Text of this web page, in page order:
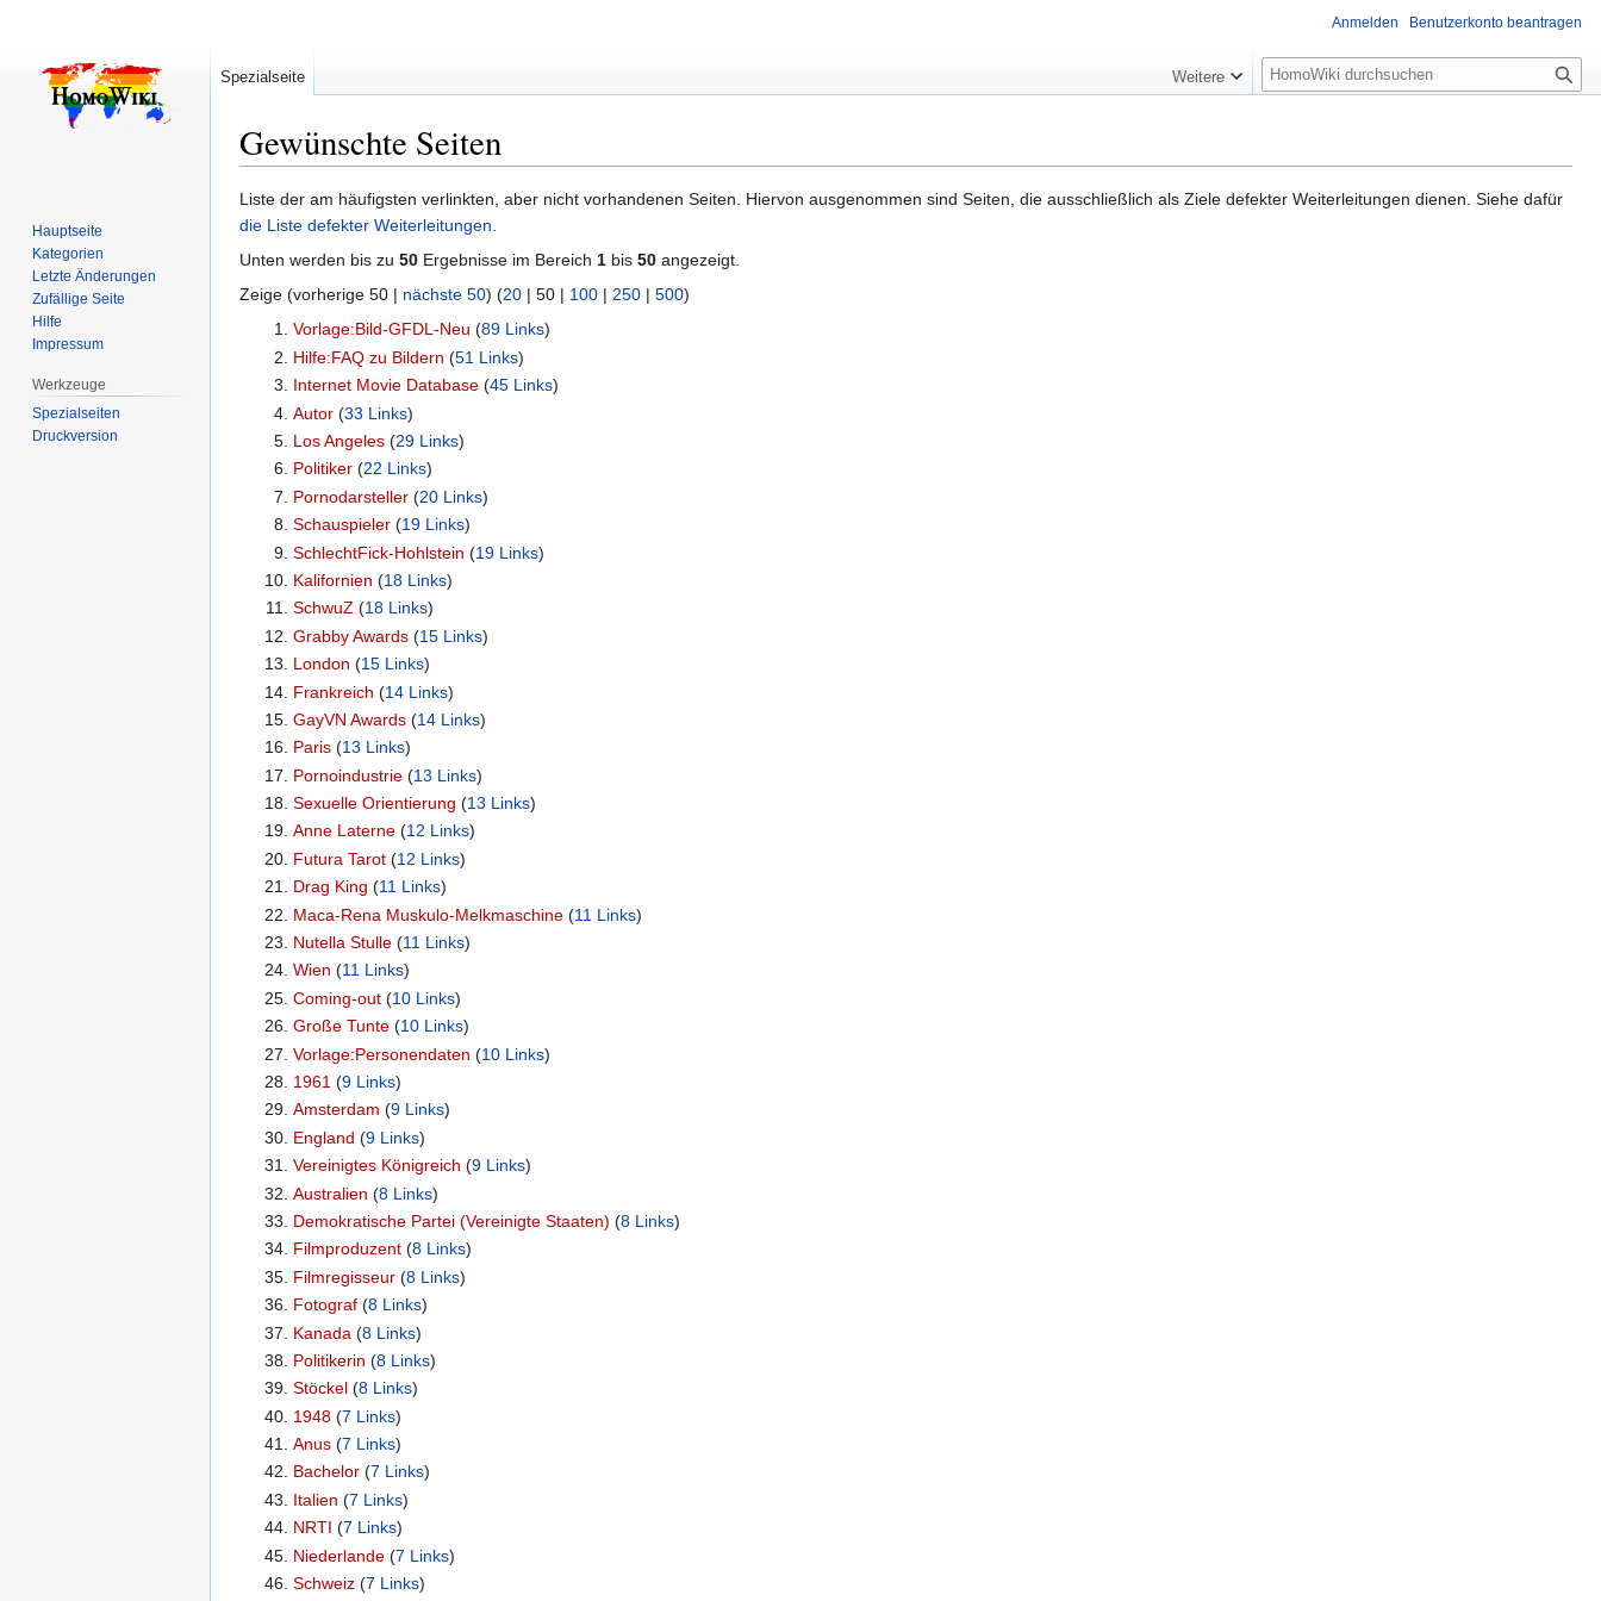
Gewünschte Seiten
Zur
Navigation
springen
Zur
Suche
springen
Liste der am häufigsten verlinkten, aber nicht vorhandenen Seiten. Hiervon ausgenommen sind Seiten, die ausschließlich als Ziele defekter Weiterleitungen dienen. Siehe dafür
die Liste defekter Weiterleitungen.
Unten werden bis zu 50 Ergebnisse im Bereich 1 bis 50 angezeigt.
Zeige (vorherige 50 | nächste 50) (20 | 50 | 100 | 250 | 500)
Vorlage:Bild-GFDL-Neu ‏‎ (89 Links)
Hilfe:FAQ zu Bildern ‏‎ (51 Links)
Internet Movie Database‏‎ (45 Links)
Autor‏‎ (33 Links)
Los Angeles‏‎ (29 Links)
Politiker‏‎ (22 Links)
Pornodarsteller‏‎ (20 Links)
Schauspieler‏‎ (19 Links)
SchlechtFick-Hohlstein ‏‎ (19 Links)
Kalifornien ‏‎ (18 Links)
SchwuZ‏‎ (18 Links)
Grabby Awards‏‎ (15 Links)
London ‏‎ (15 Links)
Frankreich ‏‎ (14 Links)
GayVN Awards‏‎ (14 Links)
Paris‏‎ (13 Links)
Pornoindustrie‏‎ (13 Links)
Sexuelle Orientierung ‏‎ (13 Links)
Anne Laterne‏‎ (12 Links)
Futura Tarot‏‎ (12 Links)
Drag King ‏‎ (11 Links)
Maca-Rena Muskulo-Melkmaschine‏‎ (11 Links)
Nutella Stulle‏‎ (11 Links)
Wien ‏‎ (11 Links)
Coming-out‏‎ (10 Links)
Große Tunte‏‎ (10 Links)
Vorlage:Personendaten ‏‎ (10 Links)
1961 ‏‎ (9 Links)
Amsterdam ‏‎ (9 Links)
England ‏‎ (9 Links)
Vereinigtes Königreich ‏‎ (9 Links)
Australien ‏‎ (8 Links)
Demokratische Partei (Vereinigte Staaten) ‏‎ (8 Links)
Filmproduzent‏‎ (8 Links)
Filmregisseur‏‎ (8 Links)
Fotograf‏‎ (8 Links)
Kanada ‏‎ (8 Links)
Politikerin ‏‎ (8 Links)
Stöckel‏‎ (8 Links)
1948‏‎ (7 Links)
Anus‏‎ (7 Links)
Bachelor‏‎ (7 Links)
Italien ‏‎ (7 Links)
NRTI ‏‎ (7 Links)
Niederlande‏‎ (7 Links)
Schweiz‏‎ (7 Links)
Anmelden Benutzerkonto beantragen
Spezialseite Weitere
Suche
Hauptseite
Kategorien
Letzte Änderungen
Zufällige Seite
Hilfe
Impressum
Werkzeuge
Spezialseiten
Druckversion